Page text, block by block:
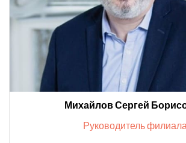
Михайлов Сергей
Руководитель филиала